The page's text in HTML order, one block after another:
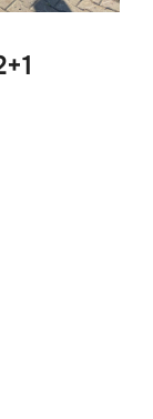
lei.